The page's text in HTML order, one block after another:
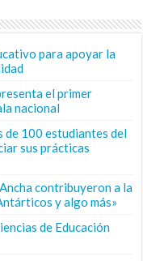
para apoyar la
el primer
nacional
de 100 estudiantes del
sus prácticas
contribuyeron a la
y algo más»
de Educación